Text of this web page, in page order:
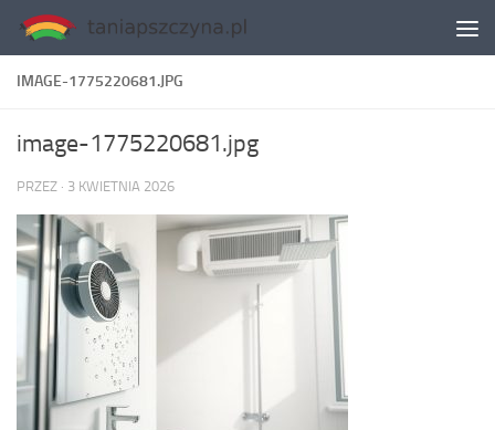
Skip to content
IMAGE-1775220681.JPG
image-1775220681.jpg
PRZEZ · 3 KWIETNIA 2026